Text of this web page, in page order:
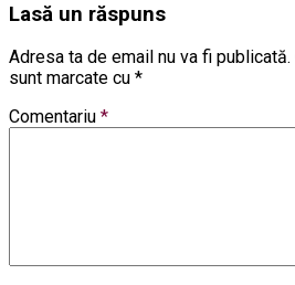
Lasă un răspuns
Adresa ta de email nu va fi publicată.
sunt marcate cu *
Comentariu *